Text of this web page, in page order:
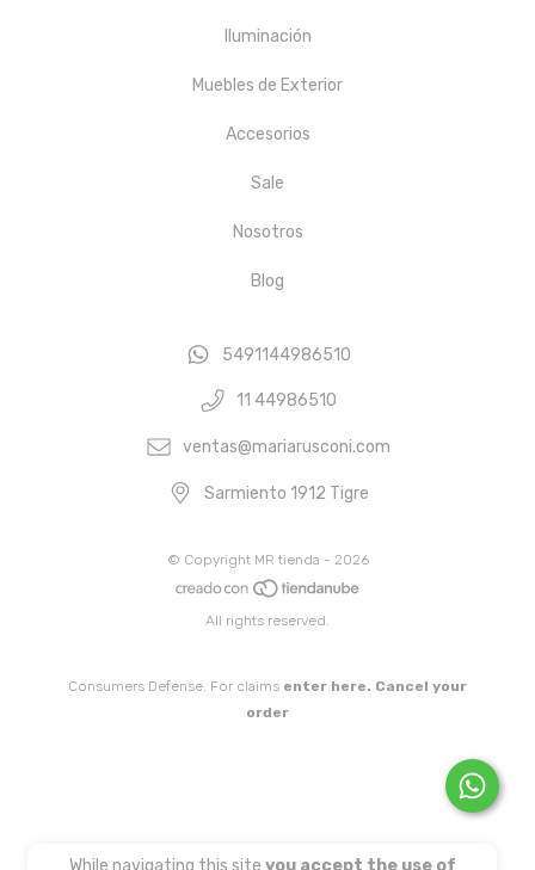
While navigating this site you accept the use of
Iluminación
Muebles de Exterior
Accesorios
Sale
Nosotros
Blog
5491144986510
11 44986510
ventas@mariarusconi.com
Sarmiento 1912 Tigre
© Copyright MR tienda - 2026
All rights reserved.
Consumers Defense. For claims enter here. Cancel your
order